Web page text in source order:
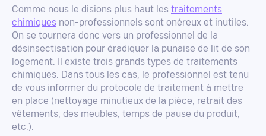
Comme nous le disions plus haut les traitements
chimiques non-professionnels sont onéreux et inutiles.
On se tournera donc vers un professionnel de la
désinsectisation pour éradiquer la punaise de lit de son
logement. Il existe trois grands types de traitements
chimiques. Dans tous les cas, le professionnel est tenu
de vous informer du protocole de traitement à mettre
en place (nettoyage minutieux de la pièce, retrait des
vêtements, des meubles, temps de pause du produit,
etc.).